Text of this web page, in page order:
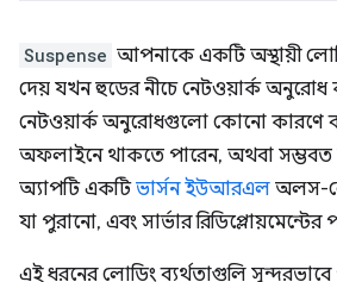
Suspense আপনাকে একটি অস্থায়ী
দেয় যখন হুডের নীচে নেটওয়ার্ক অনুরোধ
নেটওয়ার্ক অনুরোধগুলো কোনো কারণে
অফলাইনে থাকতে পারেন, অথবা
অ্যাপটি একটিভার্সন ইউআরএল অলস-
যা পুরানো, এবং সার্ভার
এই ধরনের লোডিং ব্যর্থতাগুলি